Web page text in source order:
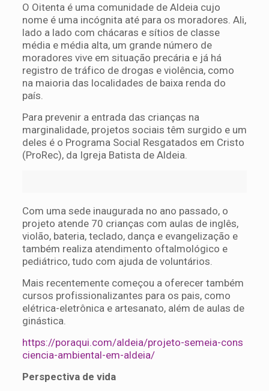
O Oitenta é uma comunidade de Aldeia cujo
nome é uma incógnita até para os moradores. Ali,
lado a lado com chácaras e sítios de classe
média e média alta, um grande número de
moradores vive em situação precária e já há
registro de tráfico de drogas e violência, como
na maioria das localidades de baixa renda do
país.
Para prevenir a entrada das crianças na
marginalidade, projetos sociais têm surgido e um
deles é o Programa Social Resgatados em Cristo
(ProRec), da Igreja Batista de Aldeia.
Com uma sede inaugurada no ano passado, o
projeto atende 70 crianças com aulas de inglês,
violão, bateria, teclado, dança e evangelização e
também realiza atendimento oftalmológico e
pediátrico, tudo com ajuda de voluntários.
Mais recentemente começou a oferecer também
cursos profissionalizantes para os pais, como
elétrica-eletrônica e artesanato, além de aulas de
ginástica.
https://poraqui.com/aldeia/projeto-semeia-cons
ciencia-ambiental-em-aldeia/
Perspectiva de vida